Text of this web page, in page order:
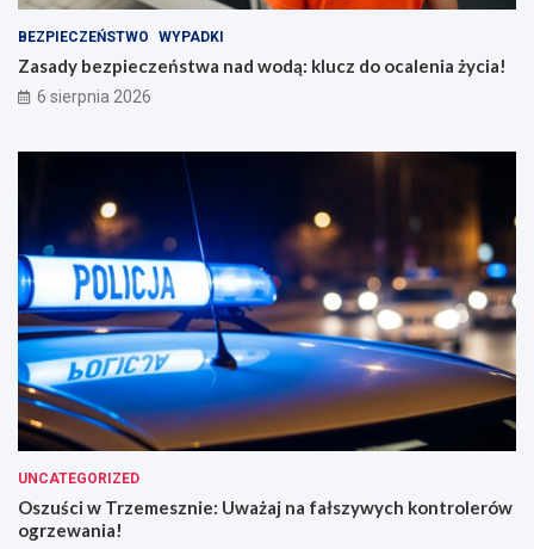
BEZPIECZEŃSTWO WYPADKI
Zasady bezpieczeństwa nad wodą: klucz do ocalenia życia!
6 sierpnia 2026
UNCATEGORIZED
Oszuści w Trzemesznie: Uważaj na fałszywych kontrolerów
ogrzewania!